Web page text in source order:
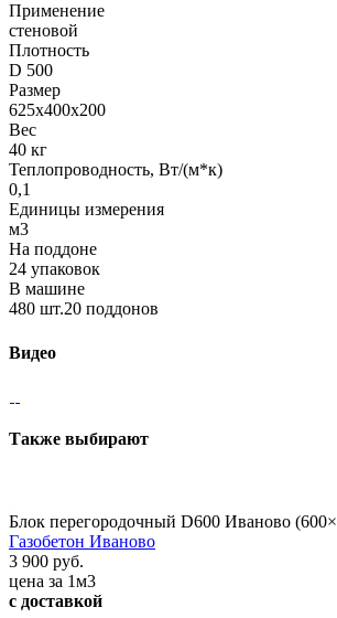
Применение
стеновой
Плотность
D 500
Размер
625х400х200
Вес
40 кг
Теплопроводность, Вт/(м*к)
0,1
Единицы измерения
м3
На поддоне
24 упаковок
В машине
480 шт.20 поддонов
Видео
Также выбирают
Блок перегородочный D600 Иваново
Газобетон Иваново
3 900 руб.
цена за 1м3
с доставкой